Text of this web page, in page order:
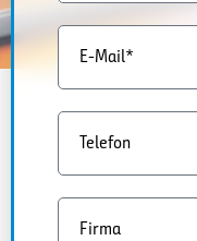
E-Mail*
Telefon
Firma